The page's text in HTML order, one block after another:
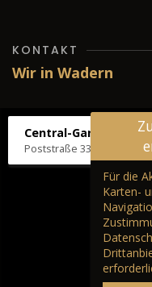
KONTAKT
Wir in Wadern
Central-Garage H.
Poststraße 33, 66687
Für die
Karten-